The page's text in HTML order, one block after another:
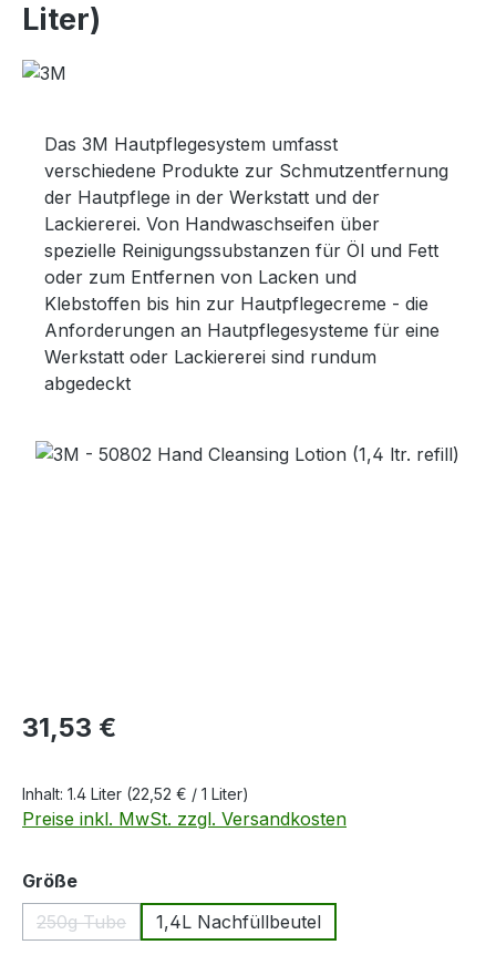
Liter)
Das 3M Hautpflegesystem umfasst
verschiedene Produkte zur Schmutzentfernung
der Hautpflege in der Werkstatt und der
Lackiererei. Von Handwaschseifen über
spezielle Reinigungssubstanzen für Öl und Fett
oder zum Entfernen von Lacken und
Klebstoffen bis hin zur Hautpflegecreme - die
Anforderungen an Hautpflegesysteme für eine
Werkstatt oder Lackiererei sind rundum
abgedeckt
Bildergalerie überspringen
Regulärer Preis:
31,53 €
Inhalt: 1.4 Liter (22,52 € / 1 Liter)
Preise inkl. MwSt. zzgl. Versandkosten
Größeauswählen
250g Tube
(Diese Option ist zurzeit nicht verfügbar.)
1,4L Nachfüllbeutel